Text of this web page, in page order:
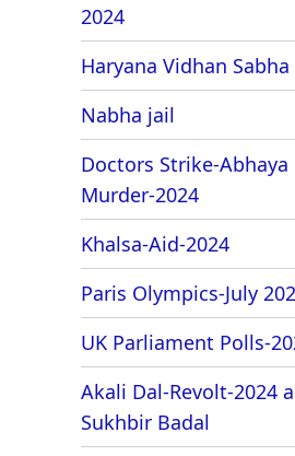
2024
Haryana Vidhan
Nabha jail
Doctors Strike-Abhaya
Murder-2024
Khalsa-Aid-2024
Paris Olympics-July
UK Parliament Polls-
Akali Dal-Revolt-2024
Sukhbir Badal